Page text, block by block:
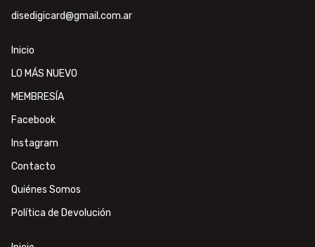
disedigicard@gmail.com.ar
Inicio
LO MÁS NUEVO
MEMBRESÍA
Facebook
Instagram
Contacto
Quiénes Somos
Política de Devolución